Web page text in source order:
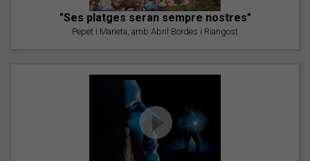
"Ses platges seran sempre nostres"
Pepet i Marieta, amb Abril Bordes i Riangost